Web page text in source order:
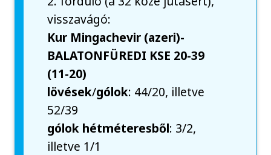
visszavágó:
Kur Mingachevir (azeri)-
BALATONFÜREDI KSE 20-39
(11-20)
lövések/gólok: 44/20, illetve
52/39
gólok hétméteresből: 3/2,
illetve 1/1